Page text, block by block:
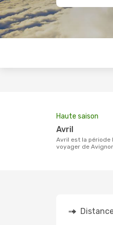
Haute saison
avril
avril est la période la plus chargée pour
voyager de